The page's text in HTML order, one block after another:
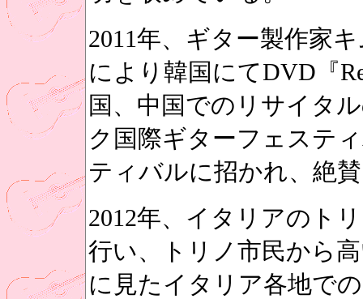
2011年、ギター製作家
により韓国にてDVD『
国、中国でのリサイタ
ク国際ギターフェステ
ティバルに招かれ、絶
2012年、イタリアのト
行い、トリノ市民から
に見たイタリア各地で